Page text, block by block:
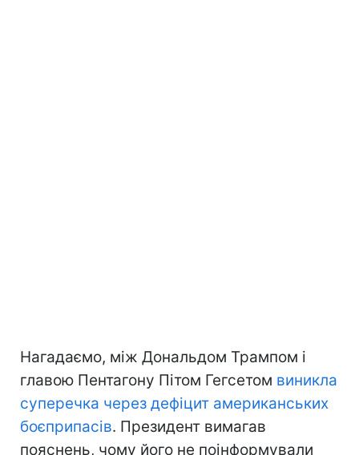
Нагадаємо, між Дональдом Трампом і
главою Пентагону Пітом Гегсетом виникла
суперечка через дефіцит американських
боєприпасів. Президент вимагав
пояснень, чому його не поінформували